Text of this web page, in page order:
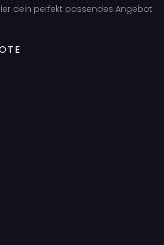
dein perfekt passendes Angebot.